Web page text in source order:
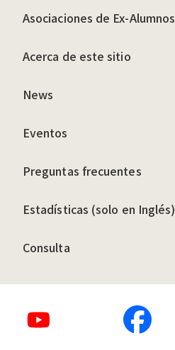
Asociaciones de Ex-Alumnos
Acerca de este sitio
News
Eventos
Preguntas frecuentes
Estadísticas (solo en Inglés)
Consulta